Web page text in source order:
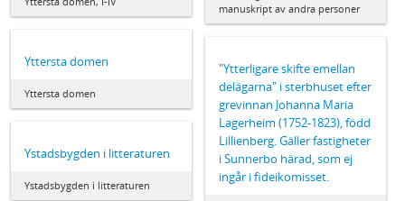
manuskript av andra personer
Yttersta domen
Yttersta domen
"Ytterligare skifte emellan
delägarna" i sterbhuset efter
grevinnan Johanna Maria
Lagerheim (1752-1823), född
Lillienberg. Gäller fastigheter
i Sunnerbo härad, som ej
ingår i fideikomisset.
Ystadsbygden i litteraturen
Ystadsbygden i litteraturen